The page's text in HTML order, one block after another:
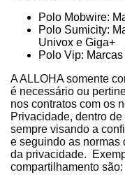
Polo Mobwire:
Polo Sumicity:
Univox e Giga+
Polo Vip:
A ALLOHA somente
é necessário ou
nos contratos com os
Privacidade, dentro
sempre visando a
e seguindo as normas
da privacidade.
compartilhamento são: